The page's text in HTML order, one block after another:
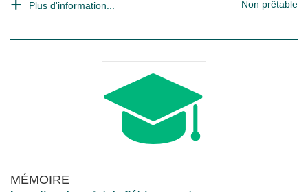
Plus d'information... Non prêtable
MÉMOIRE